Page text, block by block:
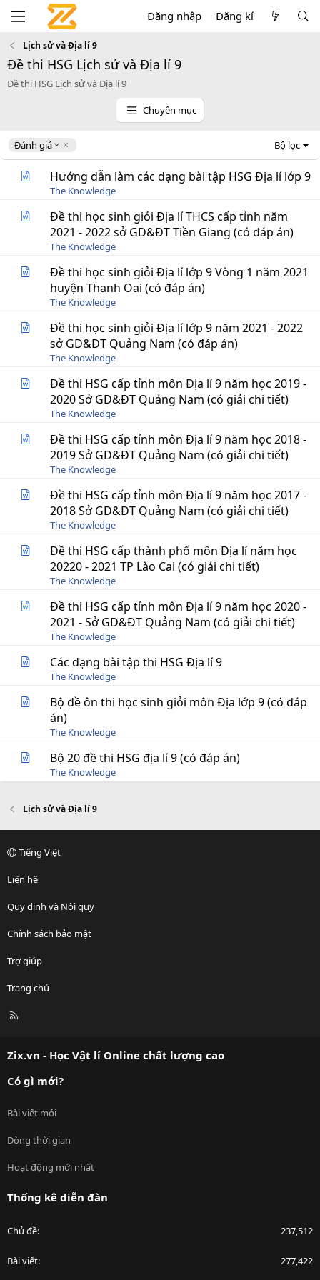
Đăng nhập Đăng kí
Lịch sử và Địa lí 9
Đề thi HSG Lịch sử và Địa lí 9
Đề thi HSG Lịch sử và Địa lí 9
Chuyên mục
Đánh giá
D
e
Bộ lọc
Hướng dẫn làm các dạng bài tập HSG Địa lí lớp 9
The Knowledge
Đề thi học sinh giỏi Địa lí THCS cấp tỉnh năm
2021 - 2022 sở GD&ĐT Tiền Giang (có đáp án)
The Knowledge
Đề thi học sinh giỏi Địa lí lớp 9 Vòng 1 năm 2021
huyện Thanh Oai (có đáp án)
The Knowledge
Đề thi học sinh giỏi Địa lí lớp 9 năm 2021 - 2022
sở GD&ĐT Quảng Nam (có đáp án)
The Knowledge
Đề thi HSG cấp tỉnh môn Địa lí 9 năm học 2019 -
2020 Sở GD&ĐT Quảng Nam (có giải chi tiết)
The Knowledge
Đề thi HSG cấp tỉnh môn Địa lí 9 năm học 2018 -
2019 Sở GD&ĐT Quảng Nam (có giải chi tiết)
The Knowledge
Đề thi HSG cấp tỉnh môn Địa lí 9 năm học 2017 -
2018 Sở GD&ĐT Quảng Nam (có giải chi tiết)
The Knowledge
Đề thi HSG cấp thành phố môn Địa lí năm học
20220 - 2021 TP Lào Cai (có giải chi tiết)
The Knowledge
Đề thi HSG cấp tỉnh môn Địa lí 9 năm học 2020 -
2021 - Sở GD&ĐT Quảng Nam (có giải chi tiết)
The Knowledge
Các dạng bài tập thi HSG Địa lí 9
The Knowledge
Bộ đề ôn thi học sinh giỏi môn Địa lớp 9 (có đáp
án)
The Knowledge
Bộ 20 đề thi HSG địa lí 9 (có đáp án)
The Knowledge
Lịch sử và Địa lí 9
Tiếng Việt
Liên hệ
Quy định và Nội quy
Chính sách bảo mật
Trợ giúp
Trang chủ
R
Zix.vn - Học Vật lí Online chất lượng cao
Có gì mới?
Bài viết mới
Dòng thời gian
Hoạt động mới nhất
Thống kê diễn đàn
Chủ đề 237,512
Bài viết 277,422